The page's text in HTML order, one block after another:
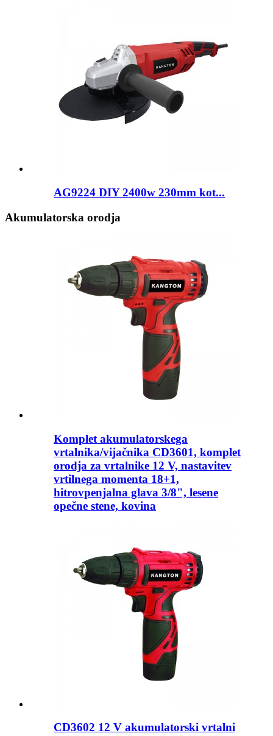
AG9224 DIY 2400w 230mm kot...
Akumulatorska orodja
Komplet akumulatorskega
vrtalnika/vijačnika CD3601, komplet
orodja za vrtalnike 12 V, nastavitev
vrtilnega momenta 18+1,
hitrovpenjalna glava 3/8", lesene
opečne stene, kovina
CD3602 12 V akumulatorski vrtalni